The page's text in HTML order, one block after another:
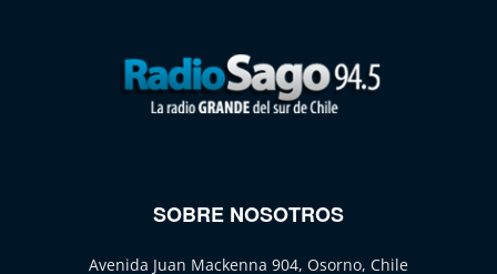
SOBRE NOSOTROS
Avenida Juan Mackenna 904, Osorno, Chile